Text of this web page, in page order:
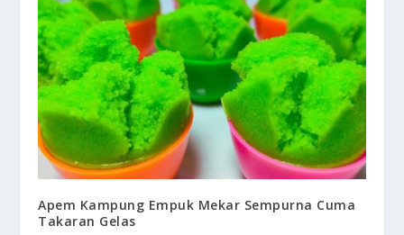
Apem Kampung Empuk Mekar Sempurna Cuma
Takaran Gelas